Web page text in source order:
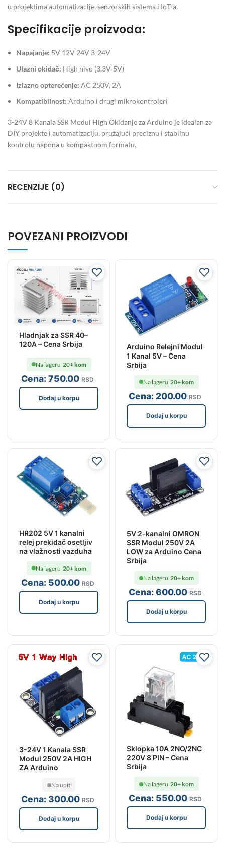
u projektima automatizacije, senzorskih sistema i IoT-a.
Specifikacije proizvoda:
Napajanje: 5V 12V 24V 3-24V
Ulazni okidač: High nivo (3.3V-5V)
Izlazno opterećenje: AC 250V, 2A
Kompatibilnost: Arduino i drugi mikrokontroleri
3-24V 8 Kanala SSR Modul High Okidanje za Arduino je idealan za
DIY projekte i automatizaciju, pružajući preciznu i stabilnu
kontrolu napona u kompaktnom formatu.
RECENZIJE (0)
POVEZANI PROIZVODI
Hladnjak za SSR 40–
120A – Cena Srbija
Cena:750.00 RSD
Na lageru 20+ kom
Dodaj u korpu
Arduino Relejni Modul
1 Kanal 5V – Cena
Srbija
Cena: 200.00 RSD
Na lageru 20+ kom
Dodaj u korpu
HR202 5V 1 kanalni
relej prekidač osetljiv
na vlažnosti vazduha
Cena: 500.00 RSD
Na lageru 20+ kom
Dodaj u korpu
5V 2-kanalni OMRON
SSR Modul 250V 2A
LOW za Arduino Cena
Srbija
Cena:600.00 RSD
Na lageru 20+ kom
Dodaj u korpu
3-24V 1 Kanala SSR
Modul 250V 2A HIGH
ZA Arduino
Cena:300.00 RSD
Na upit
Dodaj u korpu
Sklopka 10A 2NO/2NC
220V 8 PIN – Cena
Srbija
Cena: 550.00 RSD
Na lageru 20+ kom
Dodaj u korpu